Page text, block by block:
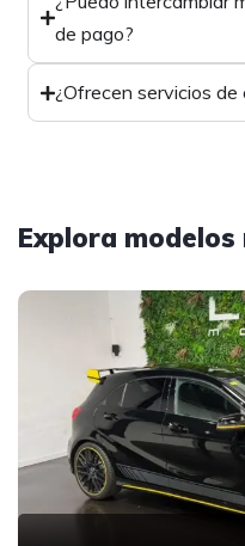
de pago?
¿Ofrecen servicios
Explora